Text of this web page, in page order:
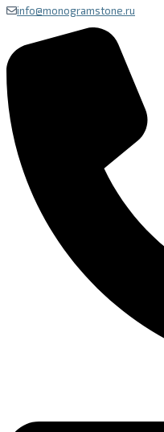
info@monogramstone.ru